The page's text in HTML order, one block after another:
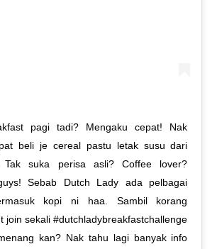
pagi tadi? Mengaku cepat! Nak
beli je cereal pastu letak susu dari
Tak suka perisa asli? Coffee lover?
Sebab Dutch Lady ada pelbagai
kopi ni haa. Sambil korang
join sekali #dutchladybreakfastchallenge
kan? Nak tahu lagi banyak info